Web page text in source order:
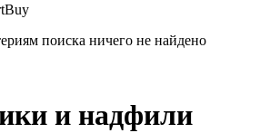
поиска ничего не найдено
и надфили